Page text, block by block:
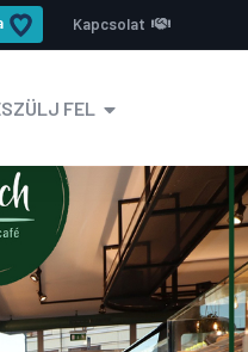
Kapcsolat
FEL